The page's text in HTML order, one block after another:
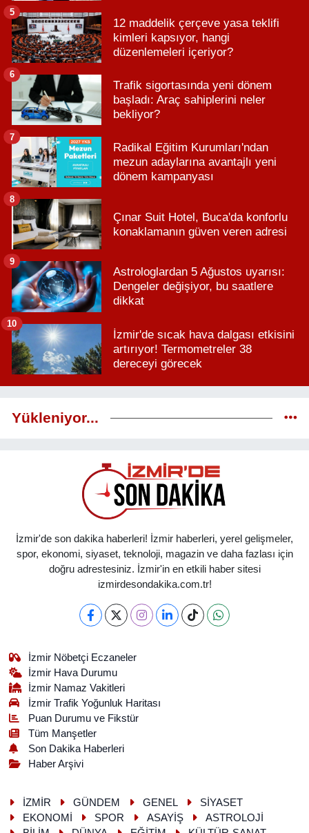
12 maddelik çerçeve yasa teklifi
kimleri kapsıyor, hangi
düzenlemeleri içeriyor?
5
Trafik sigortasında yeni dönem
başladı: Araç sahiplerini neler
bekliyor?
6
Radikal Eğitim Kurumları'ndan
mezun adaylarına avantajlı yeni
dönem kampanyası
7
Çınar Suit Hotel, Buca'da konforlu
konaklamanın güven veren adresi
8
Astrologlardan 5 Ağustos uyarısı:
Dengeler değişiyor, bu saatlere
dikkat
9
İzmir'de sıcak hava dalgası etkisini
artırıyor! Termometreler 38
dereceyi görecek
10
Yükleniyor...
İzmir'de son dakika haberleri! İzmir haberleri, yerel gelişmeler,
spor, ekonomi, siyaset, teknoloji, magazin ve daha fazlası için
doğru adrestesiniz. İzmir'in en etkili haber sitesi
izmirdesondakika.com.tr!
İzmir Nöbetçi Eczaneler
İzmir Hava Durumu
İzmir Namaz Vakitleri
İzmir Trafik Yoğunluk Haritası
Puan Durumu ve Fikstür
Tüm Manşetler
Son Dakika Haberleri
Haber Arşivi
İZMİR GÜNDEM GENEL
SİYASET
EKONOMİ
SPOR ASAYİŞ
ASTROLOJİ